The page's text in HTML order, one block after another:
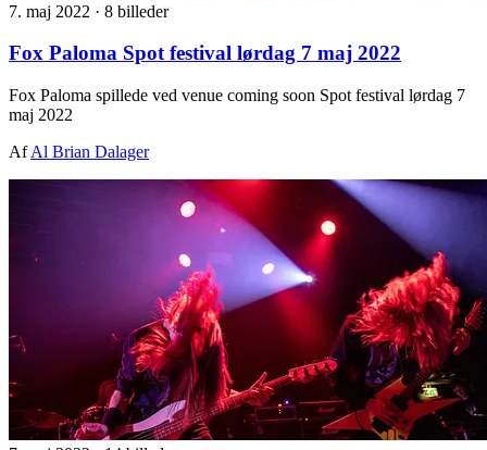
7. maj 2022 · 8 billeder
Fox Paloma Spot festival lørdag 7 maj 2022
Fox Paloma spillede ved venue coming soon Spot festival lørdag 7
maj 2022
AfAl Brian Dalager